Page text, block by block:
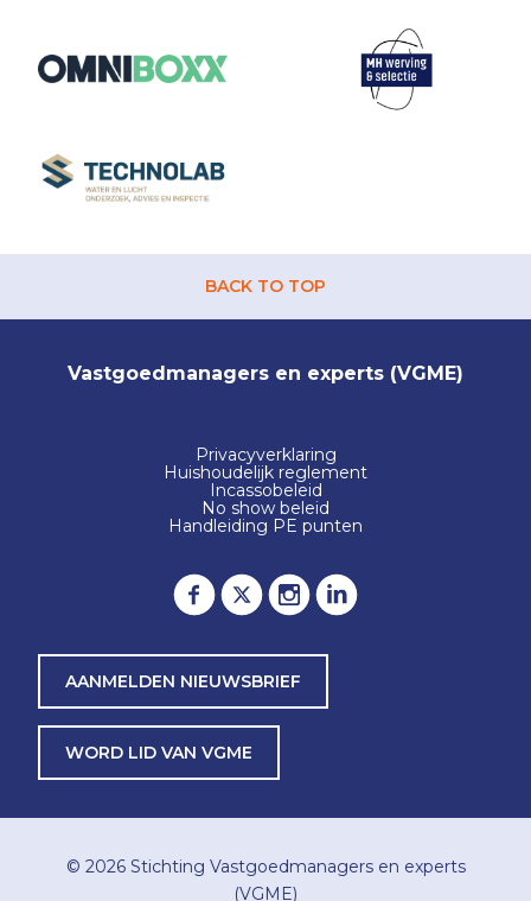
BACK TO TOP
Vastgoedmanagers en experts (VGME)
Privacyverklaring
Huishoudelijk reglement
Incassobeleid
No show beleid
Handleiding PE punten
AANMELDEN NIEUWSBRIEF
WORD LID VAN VGME
© 2026 Stichting Vastgoedmanagers en experts
(VGME)